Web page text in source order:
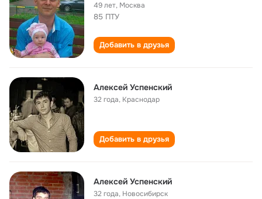
49 лет, Москва
85 ПТУ
Добавить в друзья
Алексей Успенский
32 года, Краснодар
Добавить в друзья
Алексей Успенский
32 года, Новосибирск